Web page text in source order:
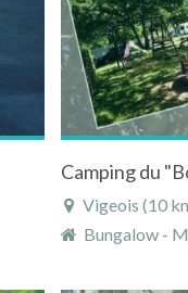
Camping du
Vigeois (10
Bungalow -